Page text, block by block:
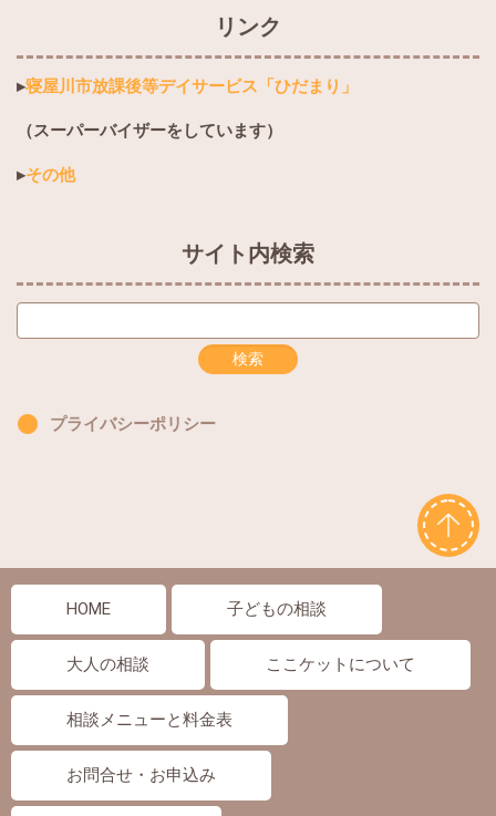
リンク
▸寝屋川市放課後等デイサービス「ひだまり」
（スーパーバイザーをしています）
▸その他
サイト内検索
プライバシーポリシー
HOME 子どもの相談
大人の相談 ここケットについて
相談メニューと料金表
お問合せ・お申込み